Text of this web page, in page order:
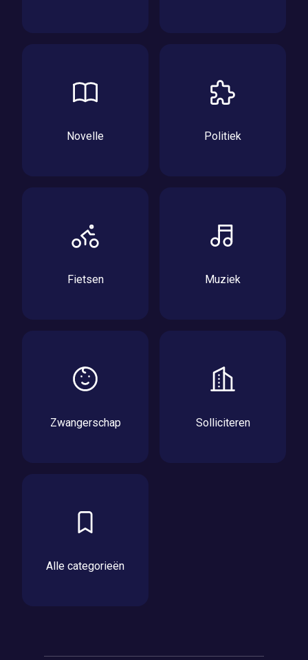
Novelle Politiek
Fietsen Muziek
Zwangerschap Solliciteren
Alle categorieën